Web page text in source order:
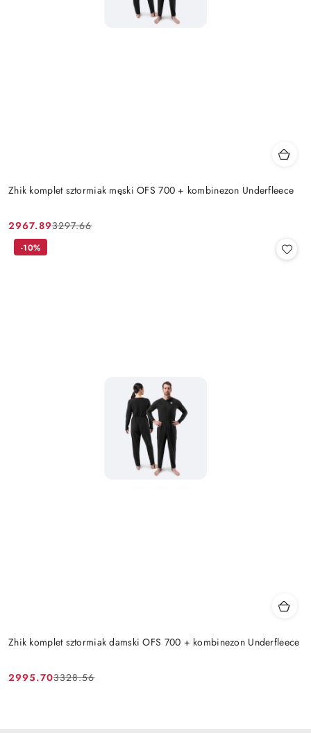
Zhik komplet sztormiak męski OFS 700 + kombinezon Underfleece
Cena
promocyjna:
2967.89
Cena
przed
3297.66
Zhik komplet sztormiak damski OFS 700 + kombinezon Underfleece
Cena
2995.70
Cena
3328.56
-10%